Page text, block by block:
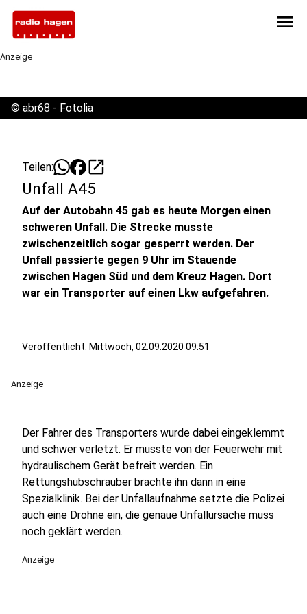
menu
Anzeige
© abr68 - Fotolia
Teilen: open_in_new
Unfall A45
Auf der Autobahn 45 gab es heute Morgen einen
schweren Unfall. Die Strecke musste
zwischenzeitlich sogar gesperrt werden. Der
Unfall passierte gegen 9 Uhr im Stauende
zwischen Hagen Süd und dem Kreuz Hagen. Dort
war ein Transporter auf einen Lkw aufgefahren.
Veröffentlicht: Mittwoch, 02.09.2020 09:51
Anzeige
Der Fahrer des Transporters wurde dabei eingeklemmt
und schwer verletzt. Er musste von der Feuerwehr mit
hydraulischem Gerät befreit werden. Ein
Rettungshubschrauber brachte ihn dann in eine
Spezialklinik. Bei der Unfallaufnahme setzte die Polizei
auch eine Drohne ein, die genaue Unfallursache muss
noch geklärt werden.
Anzeige